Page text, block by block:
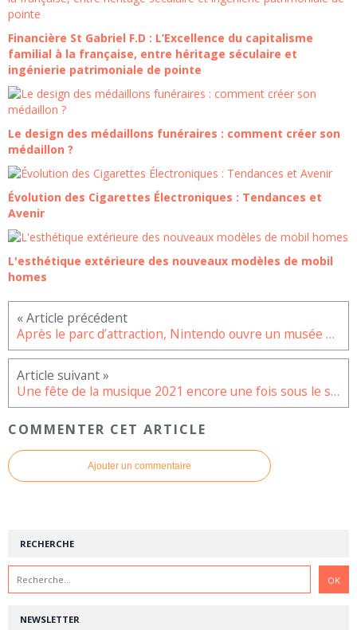
Financière St Gabriel F.D : L’Excellence du capitalisme
familial à la française, entre héritage séculaire et
ingénierie patrimoniale de pointe
Le design des médaillons funéraires : comment créer son
médaillon ?
Évolution des Cigarettes Électroniques : Tendances et
Avenir
L'esthétique extérieure des nouveaux modèles de mobil
homes
Après le parc d’attraction, Nintendo ouvre un musée au Japon
Une fête de la musique 2021 encore une fois sous le signe du Covid-19
COMMENTER CET ARTICLE
Ajouter un commentaire
NEWSLETTER
RECHERCHE